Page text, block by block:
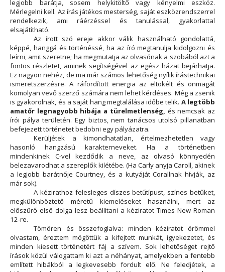
legjobb barátja, sosem helykitöltő vagy kényelmi eszköz.
Mérlegelni kell. Az írás játékos mesterség, saját eszközrendszerrel
rendelkezik, ami ráérzéssel és tanulással, gyakorlattal
elsajátítható.
Az írott szó ereje akkor válik használható gondolattá,
képpé, hanggá és történéssé, ha az író megtanulja kidolgozni és
leírni, amit szeretne; ha megmutatja az olvasónak a szobából azt a
fontos részletet, aminek segítségével az egész házat bejárhatja.
Ez nagyon nehéz, de ma már számos lehetőség nyílik írástechnikai
ismeretszerzésre. A ráfordított energia az eltökélt és önmagát
komolyan vevő szerző számára nem lehet kérdéses. Még a zsenik
is gyakorolnak, és a saját hang megtalálása időbe telik. A legtöbb
amatőr legnagyobb hibája a türelmetlenség, és nemcsak az
írói pálya területén. Egy biztos, nem tanácsos utolsó pillanatban
befejezett történetet bedobni egy pályázatra.
Kerüljétek a kimondhatatlan, értelmezhetetlen vagy
hasonló hangzású karakterneveket. Ha a történetben
mindenkinek C-vel kezdődik a neve, az olvasó könnyedén
belezavarodhat a szereplők kilétébe. (Ha Carly anyja Caroll, akinek
a legjobb barátnője Courtney, és a kutyáját Corallnak hívják, az
már sok).
A kézirathoz felesleges díszes betűtípust, színes betűket,
megkülönböztető méretű kiemeléseket használni, mert az
előszűrő első dolga lesz beállítani a kéziratot Times New Roman
12-re.
Tömören és összefoglalva: minden kéziratot örömmel
olvastam, éreztem mögöttük a kifejtett munkát, igyekezetet, és
minden kiesett történetért fáj a szívem. Sok lehetőséget rejtő
írások közül válogattam ki azt a néhányat, amelyekben a fentebb
említett hibákból a legkevesebb fordult elő. Ne feledjétek, a